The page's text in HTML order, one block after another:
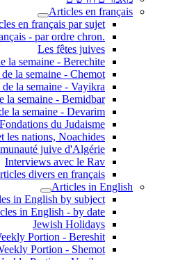
Articles en français
en français par sujet
.Articles en français - par ordre chron
Les fêtes juives
la semaine - Berechite
la semaine - Chemot
la semaine - Vayikra
la semaine - Bemidbar
la semaine - Devarim
Fondations du Judaisme
les nations, Noachides
juive d'Algérie
Interviews avec le Rav
divers en français
Articles in English
in English by subject
in English - by date
Jewish Holidays
Portion - Bereshit
Portion - Shemot